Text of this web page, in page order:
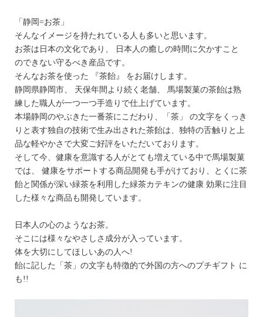
「静岡=お茶」
そんなイメージを持たれている人も多いと思います。
お茶は日本の文化であり、 日本人の癒しの時間に欠かすこと
のできない守るべき産品です。
そんなお茶を使った 『茶飴』 をお届けします。
静岡県静岡市、 天保年間より続く老舗、 馬場製菓の茶飴は熟
練した職人が一つ一つ手造りで仕上げています。
本場静岡のやぶきた一番茶にこだわり、「茶」 の文字をくっき
りと表す独自の技術で生み出された茶飴は、独特の舌触りと上
品な軽やかさで大変ご好評をいただいております。
そして今、健康を意識する人がとても増えている中で馬場製菓
では、 健康をサポートする商品開発も手がけており、とくに茶
飴と関係が深い緑茶を利用した緑茶カテキンの健康 効果に注目
した様々な商品も開発しています。
日本人の心のようなお茶。
そこには様々なやさしさ成分が入っています。
体を大切にしてほしいあの人へ!
飴に記した「茶」の文字も特徴的で外国の方へのプチギフト に
も!!